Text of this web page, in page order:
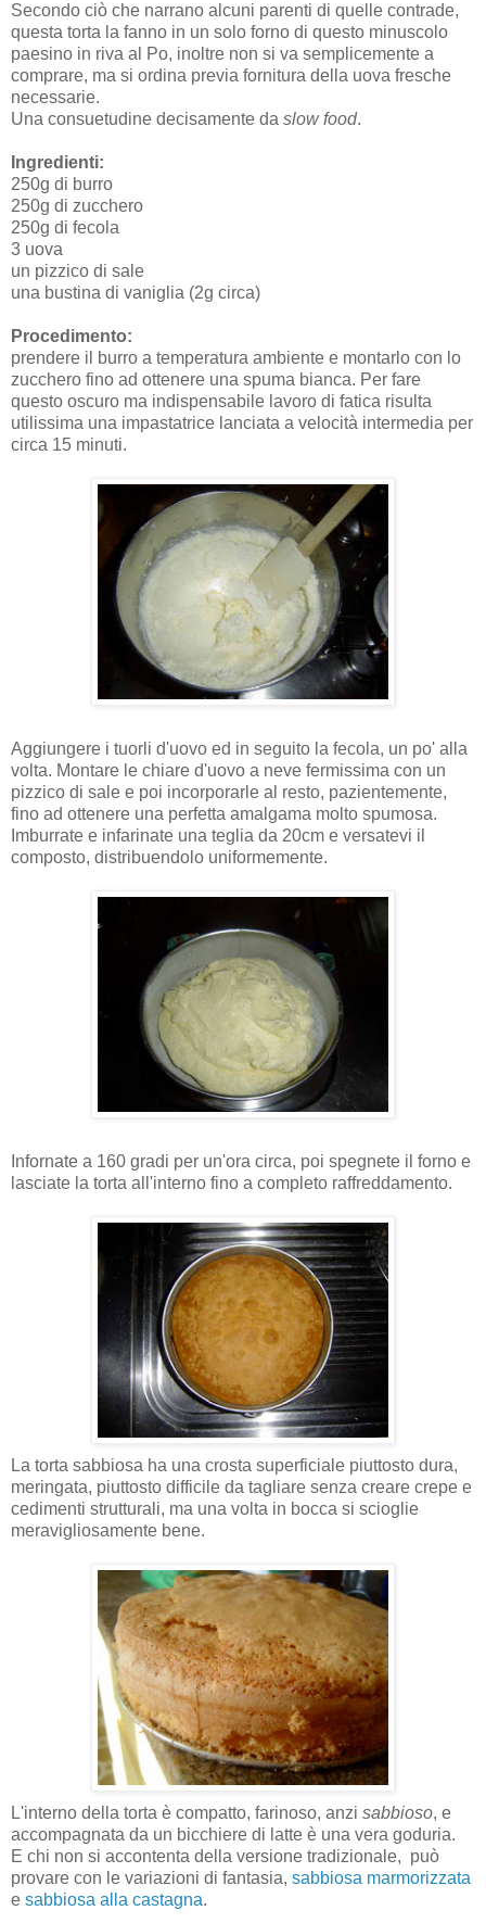
Secondo ciò che narrano alcuni parenti di quelle contrade,
questa torta la fanno in un solo forno di questo minuscolo
paesino in riva al Po, inoltre non si va semplicemente a
comprare, ma si ordina previa fornitura della uova fresche
necessarie.
Una consuetudine decisamente da slow food.
Ingredienti:
250g di burro
250g di zucchero
250g di fecola
3 uova
un pizzico di sale
una bustina di vaniglia (2g circa)
Procedimento:
prendere il burro a temperatura ambiente e montarlo con lo
zucchero fino ad ottenere una spuma bianca. Per fare
questo oscuro ma indispensabile lavoro di fatica risulta
utilissima una impastatrice lanciata a velocità intermedia per
circa 15 minuti.
Aggiungere i tuorli d'uovo ed in seguito la fecola, un po' alla
volta. Montare le chiare d'uovo a neve fermissima con un
pizzico di sale e poi incorporarle al resto, pazientemente,
fino ad ottenere una perfetta amalgama molto spumosa.
Imburrate e infarinate una teglia da 20cm e versatevi il
composto, distribuendolo uniformemente.
Infornate a 160 gradi per un'ora circa, poi spegnete il forno e
lasciate la torta all'interno fino a completo raffreddamento.
La torta sabbiosa ha una crosta superficiale piuttosto dura,
meringata, piuttosto difficile da tagliare senza creare crepe e
cedimenti strutturali, ma una volta in bocca si scioglie
meravigliosamente bene.
L'interno della torta è compatto, farinoso, anzi sabbioso, e
accompagnata da un bicchiere di latte è una vera goduria.
E chi non si accontenta della versione tradizionale, può
provare con le variazioni di fantasia, sabbiosa marmorizzata
e sabbiosa alla castagna.